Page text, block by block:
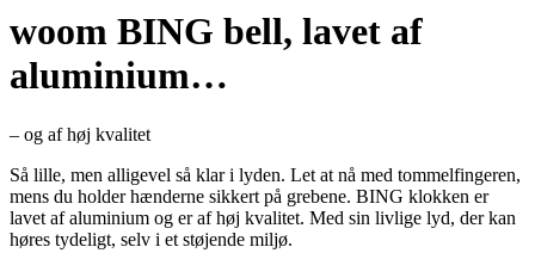
woom BING bell, lavet af
aluminium…
– og af høj kvalitet
Så lille, men alligevel så klar i lyden. Let at nå med tommelfingeren,
mens du holder hænderne sikkert på grebene. BING klokken er
lavet af aluminium og er af høj kvalitet. Med sin livlige lyd, der kan
høres tydeligt, selv i et støjende miljø.